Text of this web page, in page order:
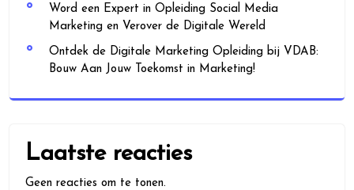
Word een Expert in Opleiding Social Media
Marketing en Verover de Digitale Wereld
Ontdek de Digitale Marketing Opleiding bij VDAB:
Bouw Aan Jouw Toekomst in Marketing!
Laatste reacties
Geen reacties om te tonen.